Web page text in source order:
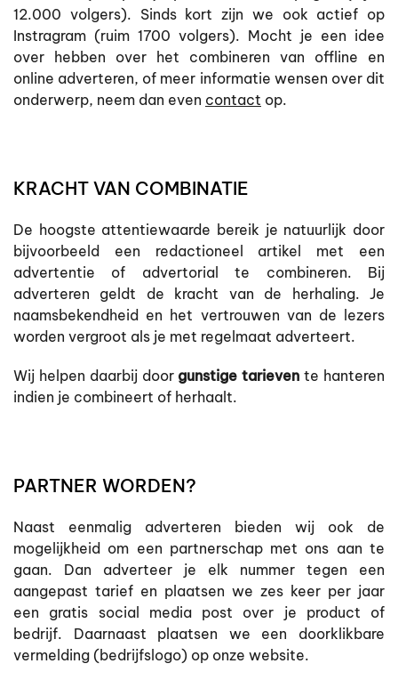
12.000 volgers). Sinds kort zijn we ook actief op
Instragram (ruim 1700 volgers). Mocht je een idee
over hebben over het combineren van offline en
online adverteren, of meer informatie wensen over dit
onderwerp, neem dan even contact op.
KRACHT VAN COMBINATIE
De hoogste attentiewaarde bereik je natuurlijk door
bijvoorbeeld een redactioneel artikel met een
advertentie of advertorial te combineren. Bij
adverteren geldt de kracht van de herhaling. Je
naamsbekendheid en het vertrouwen van de lezers
worden vergroot als je met regelmaat adverteert.
Wij helpen daarbij door gunstige tarieven te hanteren
indien je combineert of herhaalt.
PARTNER WORDEN?
Naast eenmalig adverteren bieden wij ook de
mogelijkheid om een partnerschap met ons aan te
gaan. Dan adverteer je elk nummer tegen een
aangepast tarief en plaatsen we zes keer per jaar
een gratis social media post over je product of
bedrijf. Daarnaast plaatsen we een doorklikbare
vermelding (bedrijfslogo) op onze website.